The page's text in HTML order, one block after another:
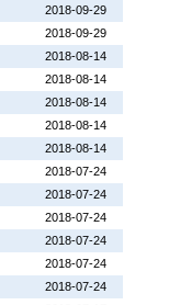
2018-09-29
2018-09-29
2018-08-14
2018-08-14
2018-08-14
2018-08-14
2018-08-14
2018-07-24
2018-07-24
2018-07-24
2018-07-24
2018-07-24
2018-07-24